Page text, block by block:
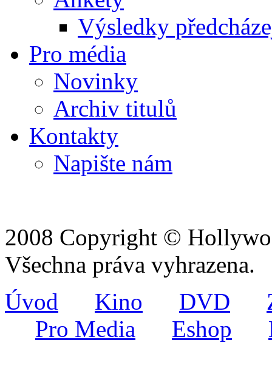
Výsledky
Pro média
Novinky
Archiv titulů
Kontakty
Napište nám
2008 Copyright ©
Všechna práva vyhrazena.
Úvod
Kino DVD
Pro Media
Eshop